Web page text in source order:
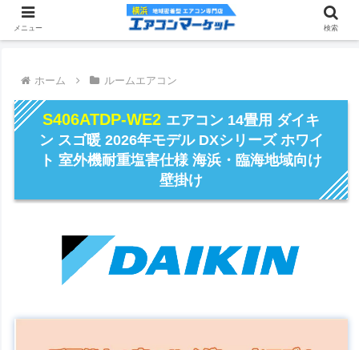
ホーム ルームエアコン
S406ATDP-WE2 エアコン 14畳用 ダイキ
ン スゴ暖 2026年モデル DXシリーズ ホワイ
ト 室外機耐重塩害仕様 海浜・臨海地域向け
壁掛け
メニュー 検索